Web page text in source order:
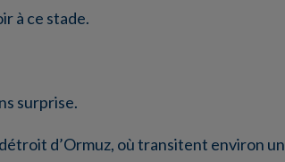
à ce stade.
surprise.
d’Ormuz, où transitent environ un